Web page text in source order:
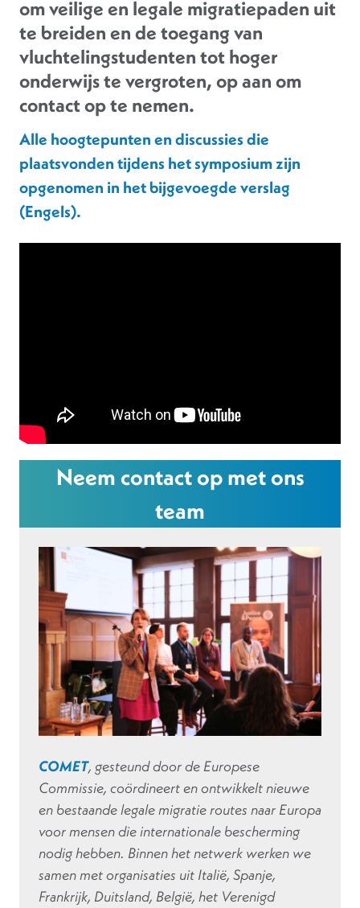
om veilige en legale migratiepaden uit
te breiden en de toegang van
vluchtelingstudenten tot hoger
onderwijs te vergroten, op aan om
contact op te nemen.
Alle hoogtepunten en discussies die
plaatsvonden tijdens het symposium zijn
opgenomen in het bijgevoegde verslag
(Engels).
Neem contact op met ons
team
COMET, gesteund door de Europese
Commissie, coördineert en ontwikkelt nieuwe
en bestaande legale migratie routes naar Europa
voor mensen die internationale bescherming
nodig hebben. Binnen het netwerk werken we
samen met organisaties uit Italië, Spanje,
Frankrijk, Duitsland, België, het Verenigd